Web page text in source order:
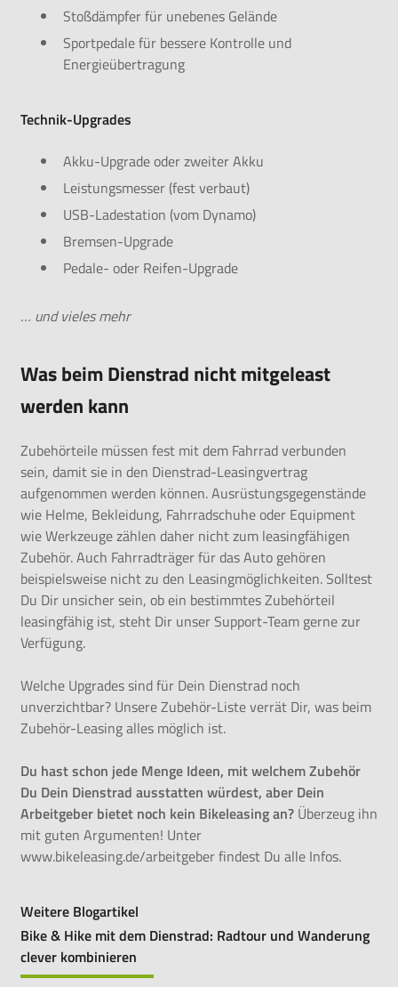
Stoßdämpfer für unebenes Gelände
Sportpedale für bessere Kontrolle und
Energieübertragung
Technik-Upgrades
Akku-Upgrade oder zweiter Akku
Leistungsmesser (fest verbaut)
USB-Ladestation (vom Dynamo)
Bremsen-Upgrade
Pedale- oder Reifen-Upgrade
… und vieles mehr
Was beim Dienstrad nicht mitgeleast
werden kann
Zubehörteile müssen fest mit dem Fahrrad verbunden
sein, damit sie in den Dienstrad-Leasingvertrag
aufgenommen werden können. Ausrüstungsgegenstände
wie Helme, Bekleidung, Fahrradschuhe oder Equipment
wie Werkzeuge zählen daher nicht zum leasingfähigen
Zubehör. Auch Fahrradträger für das Auto gehören
beispielsweise nicht zu den Leasingmöglichkeiten. Solltest
Du Dir unsicher sein, ob ein bestimmtes Zubehörteil
leasingfähig ist, steht Dir unser Support-Team gerne zur
Verfügung.
Welche Upgrades sind für Dein Dienstrad noch
unverzichtbar? UnsereZubehör-Listeverrät Dir, was beim
Zubehör-Leasing alles möglich ist.
Du hast schon jede Menge Ideen, mit welchem Zubehör
Du Dein Dienstrad ausstatten würdest, aber Dein
Arbeitgeber bietet noch kein Bikeleasing an? Überzeug ihn
mit guten Argumenten! Unter
www.bikeleasing.de/arbeitgeberfindest Du alle Infos.
Weitere Blogartikel
Bike & Hike mit dem Dienstrad: Radtour und Wanderung
clever kombinieren